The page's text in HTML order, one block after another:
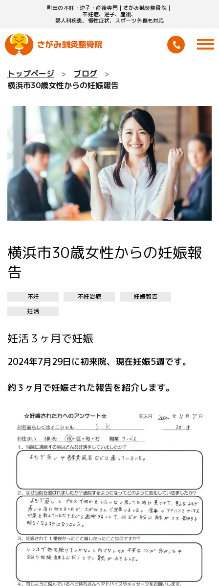
町田の不妊・逆子・産後専門｜さがみ鍼灸整骨院｜
不妊症、逆子、産後、
婦人科疾患、慢性症状、スポーツ外傷も対応
トップページ
ブログ
横浜市30歳女性からの妊娠報告
横浜市30歳女性からの妊娠報
告
不妊 不妊治療
妊娠報告
妊活
妊活３ヶ月で妊娠
2024年7月29日に初来院、現在妊娠5週です。
約３ヶ月で妊娠された報告を紹介します。